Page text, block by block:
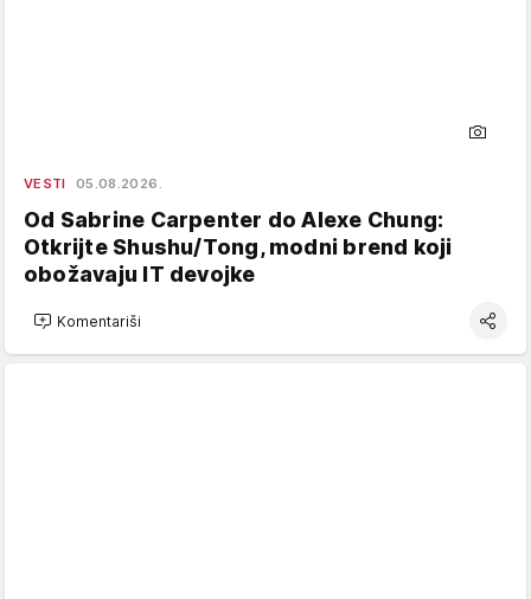
VESTI 05.08.2026.
Od Sabrine Carpenter do Alexe Chung:
Otkrijte Shushu/Tong, modni brend koji
obožavaju IT devojke
Komentariši